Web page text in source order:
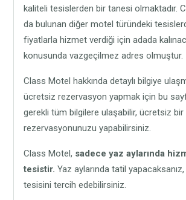
kaliteli tesislerden bir tanesi olmaktadır.
da bulunan diğer motel türündeki
fiyatlarla hizmet verdiği için adada
konusunda vazgeçilmez adres olmuştur.
Class Motel hakkında detaylı bilgiye
ücretsiz rezervasyon yapmak için bu
gerekli tüm bilgilere ulaşabilir, ücretsiz bir
rezervasyonunuzu yapabilirsiniz.
Class Motel, sadece yaz aylarında
tesistir. Yaz aylarında tatil
tesisini tercih edebilirsiniz.